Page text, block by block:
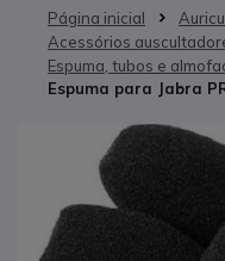
Página inicial
Acessórios
Espuma, tubos e
Espuma para Jabra
Saltar para o final da